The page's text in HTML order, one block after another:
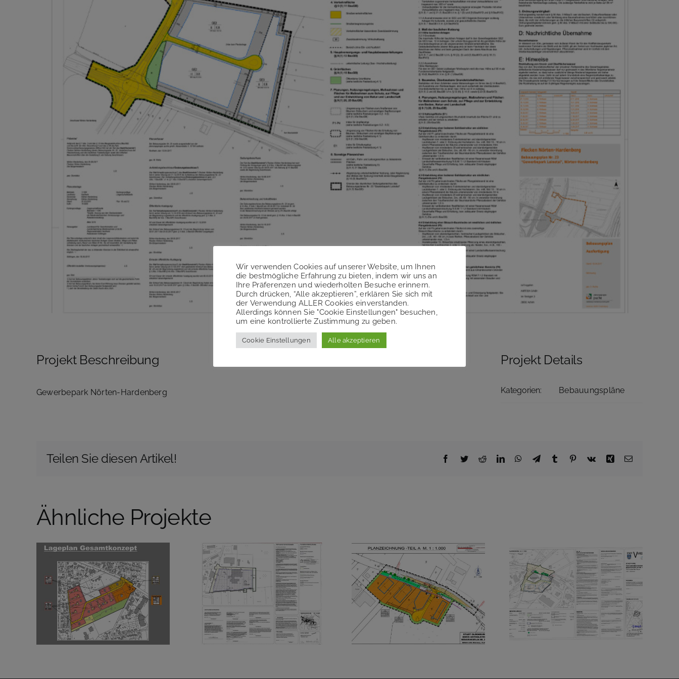
Projekt Beschreibung
Gewerbepark Nörten-Hardenberg
Projekt Details
Kategorien: Bebauungspläne
Teilen Sie diesen Artikel! Facebook
TwitterRedditLinkedInWhatsApp
TelegramTumblr Pinterest
Vk Xing E-
Ähnliche Projekte
Wir verwenden Cookies auf unserer Website, um Ihnen
die bestmögliche Erfahrung zu bieten, indem wir uns an
Ihre Präferenzen und wiederholten Besuche erinnern.
Durch drücken, “Alle akzeptieren”, erklären Sie sich mit
der Verwendung ALLER Cookies einverstanden.
Allerdings können Sie "Cookie Einstellungen" besuchen,
um eine kontrollierte Zustimmung zu geben.
Cookie Einstellungen Alle akzeptieren